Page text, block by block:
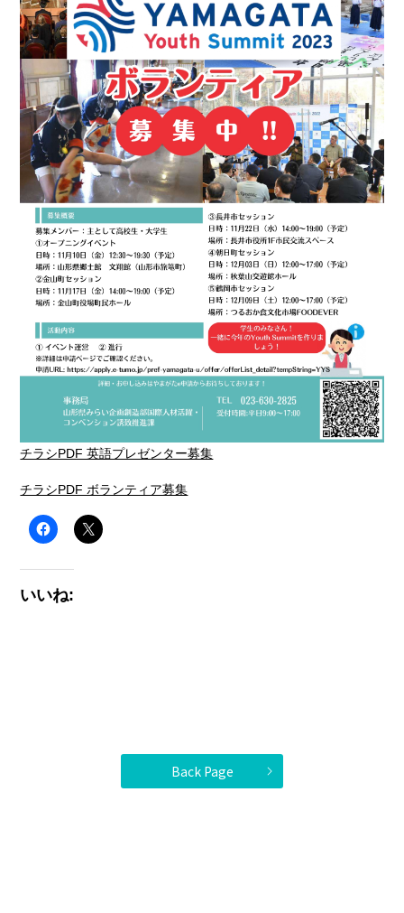
チラシPDF 英語プレゼンター募集
チラシPDF ボランティア募集
いいね:
Back Page